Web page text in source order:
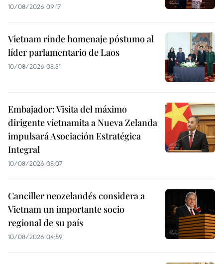
10/08/2026 09:17
Vietnam rinde homenaje póstumo al
líder parlamentario de Laos
10/08/2026 08:31
Embajador: Visita del máximo
dirigente vietnamita a Nueva Zelanda
impulsará Asociación Estratégica
Integral
10/08/2026 08:07
Canciller neozelandés considera a
Vietnam un importante socio
regional de su país
10/08/2026 04:59